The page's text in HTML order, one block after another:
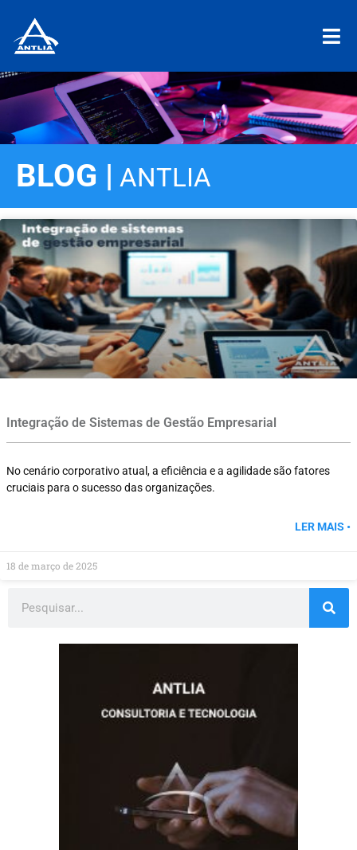
BLOG | ANTLIA
Integração de Sistemas de Gestão Empresarial
No cenário corporativo atual, a eficiência e a agilidade são fatores
cruciais para o sucesso das organizações.
LER MAIS •
18 de março de 2025